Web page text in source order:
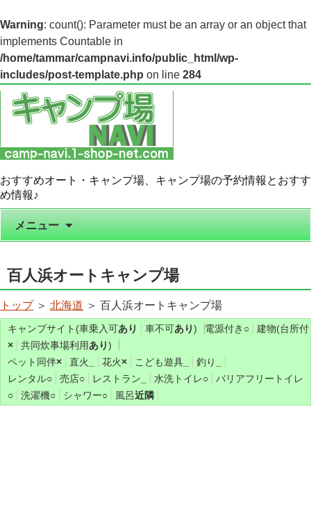
Warning: count(): Parameter must be an array or an object that
implements Countable in
/home/tammar/campnavi.info/public_html/wp-
includes/post-template.php on line 284
おすすめオート・キャンプ場、キャンプ場の予約情報とおすす
め情報♪
メニュー
百人浜オートキャンプ場
トップ＞ 北海道 ＞ 百人浜オートキャンプ場
キャンプサイト(車乗入可あり 車不可あり) 電源付き ○
建物(台所付
×
共同炊事場利用あり)
ペット同伴× 直火 花火× こども遊具 釣り
レンタル○ 売店○ レストラン 水洗トイレ○
バリアフリートイレ
○
洗濯機○ シャワー○ 風呂近隣